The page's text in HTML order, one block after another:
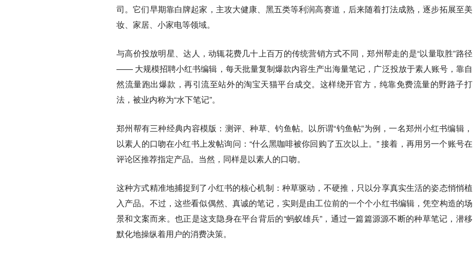
司。它们早期靠白牌起家，主攻大健康、黑五类等利润高赛道，后来随着打法成熟，逐步拓展至美
妆、家居、小家电等领域。
与高价投放明星、达人，动辄花费几十上百万的传统营销方式不同，郑州帮走的是“以量取胜”路径
—— 大规模招聘小红书编辑，每天批量复制爆款内容生产出海量笔记，广泛投放于素人账号，靠自
然流量跑出爆款，再引流至站外的淘宝天猫平台成交。这样绕开官方，纯靠免费流量的野路子打
法，被业内称为“水下笔记”。
郑州帮有三种经典内容模版：测评、种草、钓鱼帖。以所谓“钓鱼帖”为例，一名郑州小红书编辑，
以素人的口吻在小红书上发帖询问：“什么黑咖啡被你回购了五次以上。” 接着，再用另一个账号在
评论区推荐指定产品。当然，同样是以素人的口吻。
这种方式精准地捕捉到了小红书的核心机制：种草驱动，不硬推，只以分享真实生活的姿态悄悄植
入产品。不过，这些看似偶然、真诚的笔记，实则是由工位前的一个个小红书编辑，凭空构造的场
景和文案而来。也正是这支隐身在平台背后的“蚂蚁雄兵”，通过一篇篇源源不断的种草笔记，潜移
默化地操纵着用户的消费决策。